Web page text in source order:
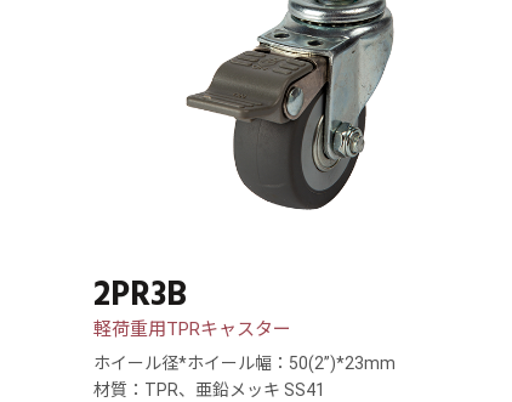
2PR3B
軽荷重用TPRキャスター
ホイール径*ホイール幅：50(2”)*23mm
材質：TPR、亜鉛メッキ SS41